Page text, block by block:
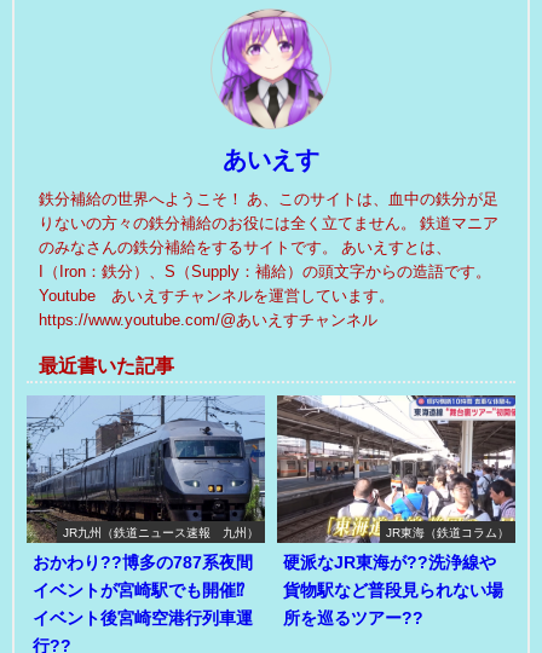
あいえす
鉄分補給の世界へようこそ！ あ、このサイトは、血中の鉄分が足
りないの方々の鉄分補給のお役には全く立てません。 鉄道マニア
のみなさんの鉄分補給をするサイトです。 あいえすとは、
I（Iron：鉄分）、S（Supply：補給）の頭文字からの造語です。
Youtube あいえすチャンネルを運営しています。
https://www.youtube.com/@あいえすチャンネル
最近書いた記事
JR九州（鉄道ニュース速報 九州）
おかわり??博多の787系夜間
イベントが宮崎駅でも開催⁉
イベント後宮崎空港行列車運
行??
JR東海（鉄道コラム）
硬派なJR東海が??洗浄線や
貨物駅など普段見られない場
所を巡るツアー??